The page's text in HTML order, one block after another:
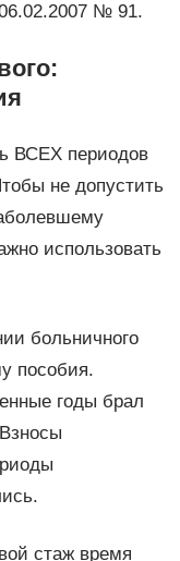
№ 91.
ВСЕХ периодов
не допустить
использовать
больничного
пособия.
годы брал
стаж время